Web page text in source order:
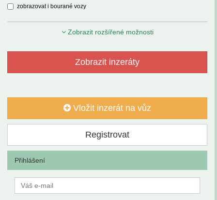
zobrazovat i bourané vozy
Zobrazit rozšířené možnosti
Zobrazit inzeráty
Vložit inzerát na vůz
Registrovat
Přihlášení